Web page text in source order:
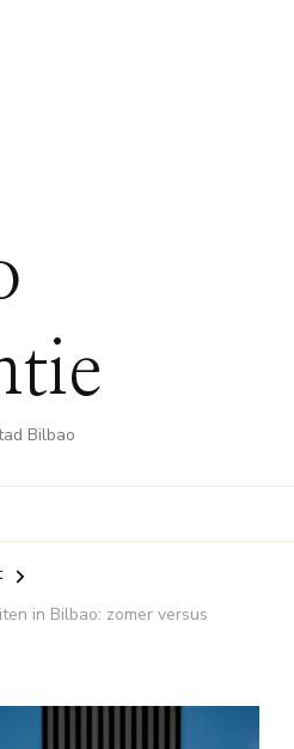
Bilbao
in Bilbao: zomer versus